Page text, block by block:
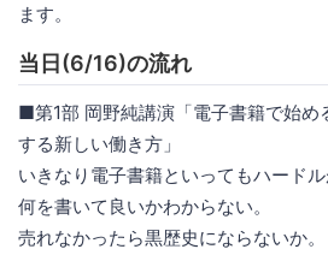
ます。
当日(6/16)の流れ
■第1部 岡野純講演「電子書籍で始め
する新しい働き方」
いきなり電子書籍といってもハードル
何を書いて良いかわからない。
売れなかったら黒歴史にならないか。